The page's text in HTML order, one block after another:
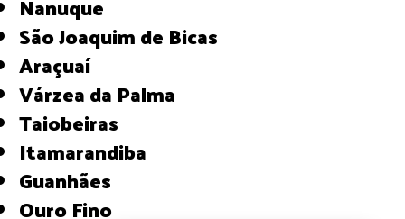
Nanuque
São Joaquim de Bicas
Araçuaí
Várzea da Palma
Taiobeiras
Itamarandiba
Guanhães
Ouro Fino